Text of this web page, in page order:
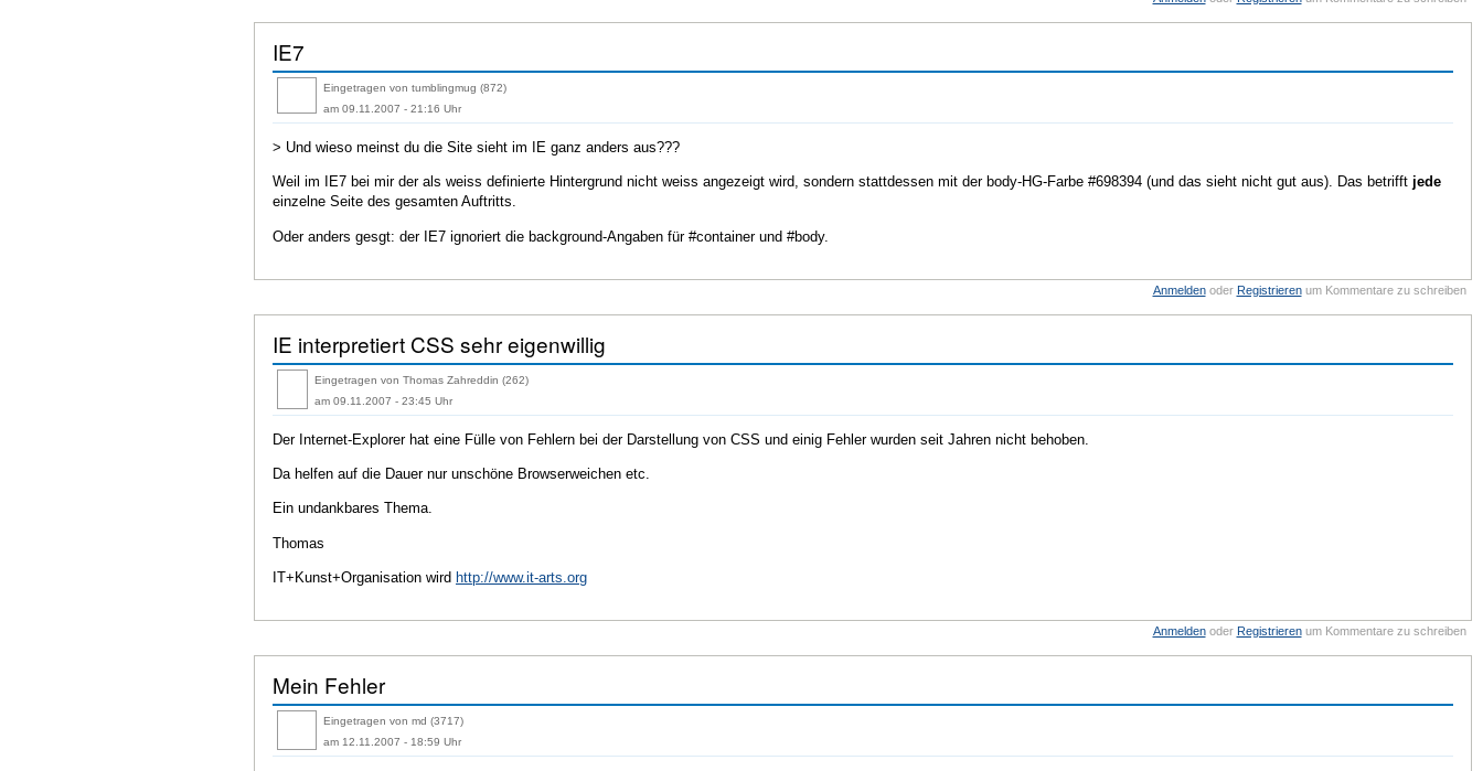
IE7
Eingetragen von tumblingmug (872)
am 09.11.2007 - 21:16 Uhr
> Und wieso meinst du die Site sieht im IE ganz anders aus???
Weil im IE7 bei mir der als weiss definierte Hintergrund nicht weiss angezeigt wird, sondern stattdessen mit der body-HG-Farbe #698394 (und das sieht nicht gut aus). Das betrifft jede
einzelne Seite des gesamten Auftritts.
Oder anders gesgt: der IE7 ignoriert die background-Angaben für #container und #body.
Anmeldenoder Registrierenum Kommentare zu schreiben
IE interpretiert CSS sehr eigenwillig
Eingetragen von Thomas Zahreddin (262)
am 09.11.2007 - 23:45 Uhr
Der Internet-Explorer hat eine Fülle von Fehlern bei der Darstellung von CSS und einig Fehler wurden seit Jahren nicht behoben.
Da helfen auf die Dauer nur unschöne Browserweichen etc.
Ein undankbares Thema.
Thomas
IT+Kunst+Organisation wird http://www.it-arts.org
Anmeldenoder Registrierenum Kommentare zu schreiben
Mein Fehler
Eingetragen von md (3717)
am 12.11.2007 - 18:59 Uhr